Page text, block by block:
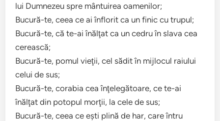
lui Dumnezeu spre mântuirea oamenilor;
Bucură-te, ceea ce ai înflorit ca un finic cu trupul;
Bucură-te, că te-ai înălţat ca un cedru în slava cea
cerească;
Bucură-te, pomul vieţii, cel sădit în mijlocul raiului
celui de sus;
Bucură-te, corabia cea înţelegătoare, ce te-ai
înălţat din potopul morţii, la cele de sus;
Bucură-te, ceea ce eşti plină de har, care întru